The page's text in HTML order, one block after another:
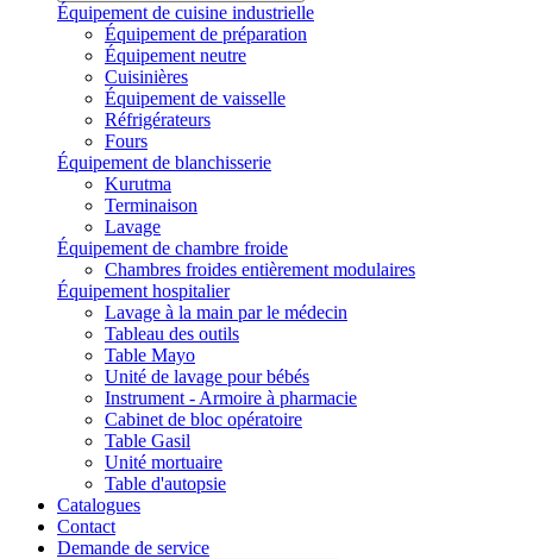
Équipement de cuisine industrielle
Équipement de préparation
Équipement neutre
Cuisinières
Équipement de vaisselle
Réfrigérateurs
Fours
Équipement de blanchisserie
Kurutma
Terminaison
Lavage
Équipement de chambre froide
Chambres froides entièrement modulaires
Équipement hospitalier
Lavage à la main par le médecin
Tableau des outils
Table Mayo
Unité de lavage pour bébés
Instrument - Armoire à pharmacie
Cabinet de bloc opératoire
Table Gasil
Unité mortuaire
Table d'autopsie
Catalogues
Contact
Demande de service